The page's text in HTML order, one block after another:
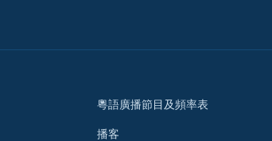
粵語廣播節目及頻率表
播客